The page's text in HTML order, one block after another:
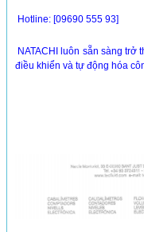
Hotline: [09690 555 93]
NATACHI luôn sẵn sàng trở
điều khiển và tự động hóa